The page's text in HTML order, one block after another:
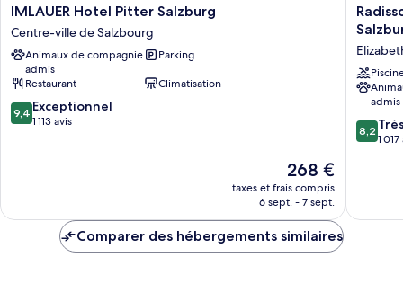
IMLAUER
Hotel
Pitter
Salzburg
Centre-
ville
de
Salzbourg
IMLAUER Hotel Pitter Salzburg
Centre-ville de Salzbourg
Animaux de compagnie
admis
Parking
Restaurant
Climatisation
9.4
sur
9,4 Exceptionnel
1 113 avis
Le
nouveau
prix
de
268 €
taxes et frais compris
6 sept. - 7 sept.
Blu
&
Centre,
Vorstadt
admis
8.2
sur
8,2
1
Comparer des hébergements similaires